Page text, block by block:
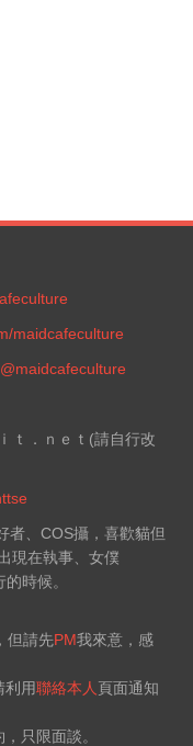
maidcafeculture
ｔ．ｎｅｔ(請自行改
者、COS攝，喜歡貓但
現在執事、女僕
時候。
但請先PM我來意，感
利用聯絡本人 頁面通知
只限面談。